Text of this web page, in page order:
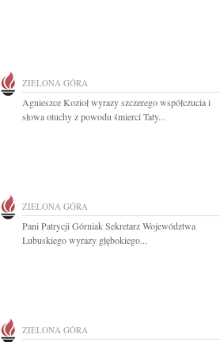
ZIELONA GÓRA
Agnieszce Kozioł wyrazy szczerego współczucia i
słowa otuchy z powodu śmierci Taty...
ZIELONA GÓRA
Pani Patrycji Górniak Sekretarz Województwa
Lubuskiego wyrazy głębokiego...
ZIELONA GÓRA